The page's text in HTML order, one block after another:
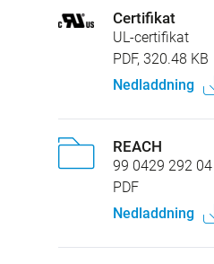
Certifikat
UL-certifikat
PDF, 320.48 KB
Nedladdning
REACH
99 0429 292 04
PDF
Nedladdning